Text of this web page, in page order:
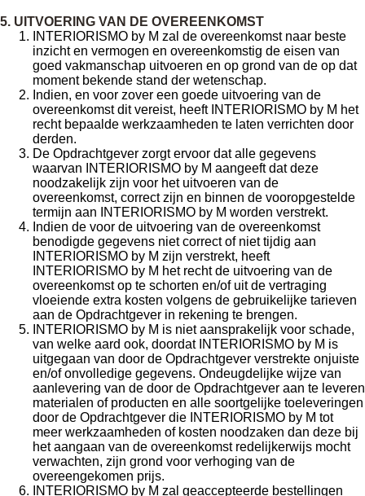
5. UITVOERING VAN DE OVEREENKOMST
INTERIORISMO by M zal de overeenkomst naar beste
inzicht en vermogen en overeenkomstig de eisen van
goed vakmanschap uitvoeren en op grond van de op dat
moment bekende stand der wetenschap.
Indien, en voor zover een goede uitvoering van de
overeenkomst dit vereist, heeft INTERIORISMO by M het
recht bepaalde werkzaamheden te laten verrichten door
derden.
De Opdrachtgever zorgt ervoor dat alle gegevens
waarvan INTERIORISMO by M aangeeft dat deze
noodzakelijk zijn voor het uitvoeren van de
overeenkomst, correct zijn en binnen de vooropgestelde
termijn aan INTERIORISMO by M worden verstrekt.
Indien de voor de uitvoering van de overeenkomst
benodigde gegevens niet correct of niet tijdig aan
INTERIORISMO by M zijn verstrekt, heeft
INTERIORISMO by M het recht de uitvoering van de
overeenkomst op te schorten en/of uit de vertraging
vloeiende extra kosten volgens de gebruikelijke tarieven
aan de Opdrachtgever in rekening te brengen.
INTERIORISMO by M is niet aansprakelijk voor schade,
van welke aard ook, doordat INTERIORISMO by M is
uitgegaan van door de Opdrachtgever verstrekte onjuiste
en/of onvolledige gegevens. Ondeugdelijke wijze van
aanlevering van de door de Opdrachtgever aan te leveren
materialen of producten en alle soortgelijke toeleveringen
door de Opdrachtgever die INTERIORISMO by M tot
meer werkzaamheden of kosten noodzaken dan deze bij
het aangaan van de overeenkomst redelijkerwijs mocht
verwachten, zijn grond voor verhoging van de
overeengekomen prijs.
INTERIORISMO by M zal geaccepteerde bestellingen